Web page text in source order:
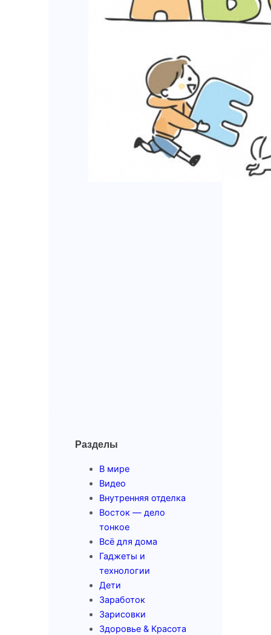
Разделы
В мире
Видео
Внутренняя отделка
Восток — дело
тонкое
Всё для дома
Гаджеты и
технологии
Дети
Заработок
Зарисовки
Здоровье & Красота